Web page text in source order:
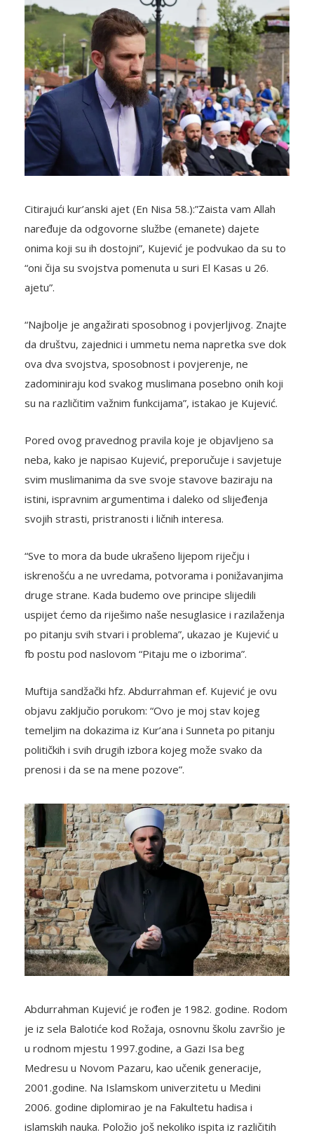
Citirajući kur’anski ajet (En Nisa 58.):”Zaista vam Allah
naređuje da odgovorne službe (emanete) dajete
onima koji su ih dostojni”, Kujević je podvukao da su to
“oni čija su svojstva pomenuta u suri El Kasas u 26.
ajetu”.
“Najbolje je angažirati sposobnog i povjerljivog. Znajte
da društvu, zajednici i ummetu nema napretka sve dok
ova dva svojstva, sposobnost i povjerenje, ne
zadominiraju kod svakog muslimana posebno onih koji
su na različitim važnim funkcijama”, istakao je Kujević.
Pored ovog pravednog pravila koje je objavljeno sa
neba, kako je napisao Kujević, preporučuje i savjetuje
svim muslimanima da sve svoje stavove baziraju na
istini, ispravnim argumentima i daleko od slijeđenja
svojih strasti, pristranosti i ličnih interesa.
“Sve to mora da bude ukrašeno lijepom riječju i
iskrenošću a ne uvredama, potvorama i ponižavanjima
druge strane. Kada budemo ove principe slijedili
uspijet ćemo da riješimo naše nesuglasice i razilaženja
po pitanju svih stvari i problema”, ukazao je Kujević u
fb postu pod naslovom “Pitaju me o izborima”.
Muftija sandžački hfz. Abdurrahman ef. Kujević je ovu
objavu zaključio porukom: “Ovo je moj stav kojeg
temeljim na dokazima iz Kur’ana i Sunneta po pitanju
političkih i svih drugih izbora kojeg može svako da
prenosi i da se na mene pozove”.
Abdurrahman Kujević je rođen je 1982. godine. Rodom
je iz sela Balotiće kod Rožaja, osnovnu školu završio je
u rodnom mjestu 1997.godine, a Gazi Isa beg
Medresu u Novom Pazaru, kao učenik generacije,
2001.godine. Na Islamskom univerzitetu u Medini
2006. godine diplomirao je na Fakultetu hadisa i
islamskih nauka. Položio još nekoliko ispita iz različitih